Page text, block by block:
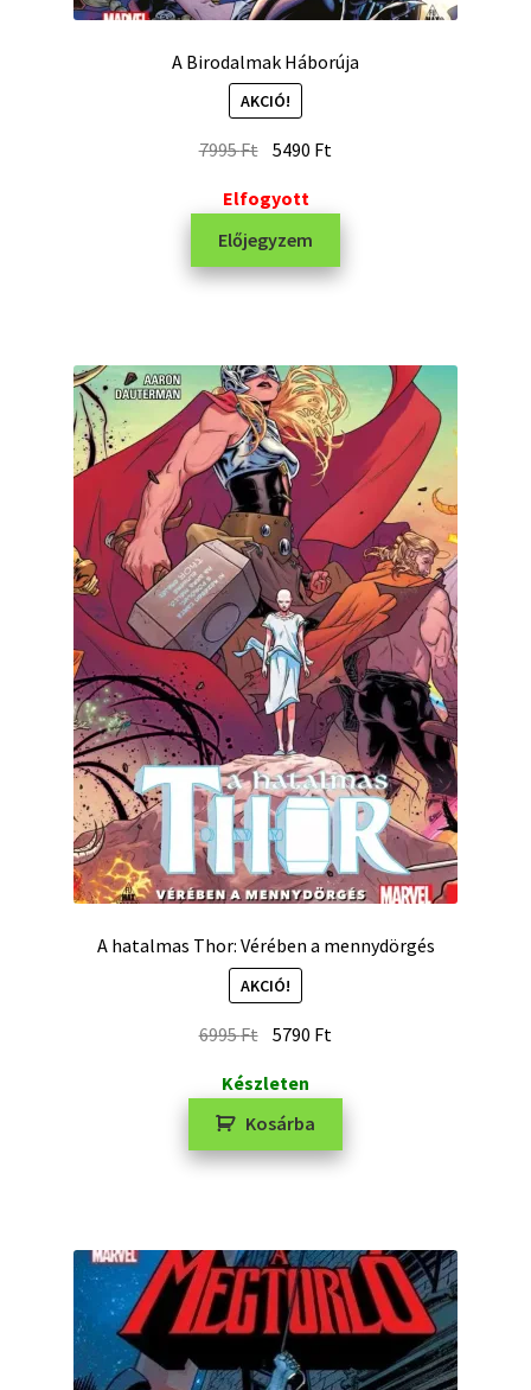
A Birodalmak Háborúja
AKCIÓ!
7995Ft 5490 Ft
Elfogyott
Előjegyzem
A hatalmas Thor: Vérében a mennydörgés
AKCIÓ!
6995Ft 5790 Ft
Készleten
Kosárba